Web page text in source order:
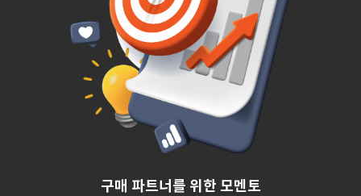
구매 파트너를 위한 모멘토